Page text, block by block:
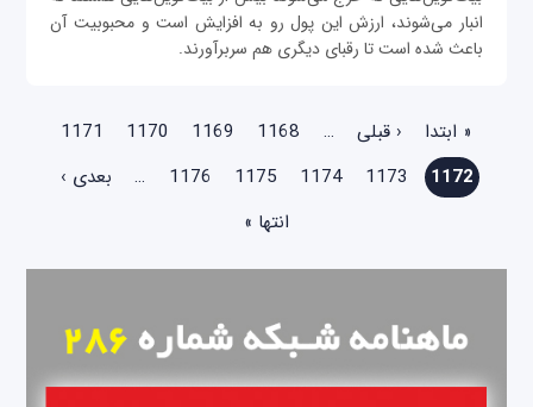
انبار می‌شوند، ارزش اين پول رو به افزايش است و محبوبيت آن
باعث شده‌ است تا رقبای ديگری هم سربرآورند.
صفحه‌ها
« ابتدا ‹ قبلی …
1168
1169
1170
1171
1172
1173
1174
1175
1176
…
بعدی ›
انتها »